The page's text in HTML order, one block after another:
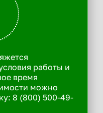
работы и
время
можно
8 (800) 500-49-